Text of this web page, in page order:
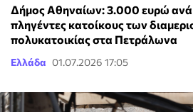
Δήμος Αθηναίων: 3.000 ευρώ ανά
πληγέντες κατοίκους των
πολυκατοικίας στα Πετράλωνα
Ελλάδα 01.07.2026 17:05